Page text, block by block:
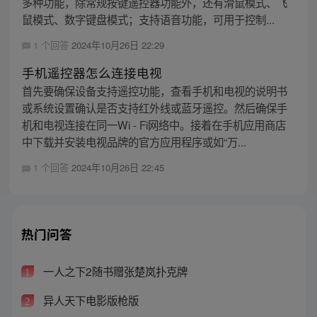
鼠模式、数字键盘模式；支持语音功能，可用于控制...
1 个回答 2024年10月26日 22:29
手机遥控器怎么连接电视
首先要确保设备支持遥控功能，查看手机和电视的说明书
或系统设置确认是否支持红外线或蓝牙遥控。然后确保手
机和电视连接在同一Wi - Fi网络中。接着在手机应用商店
中下载并安装电视品牌的官方应用程序或如“万...
1 个回答 2024年10月26日 22:45
热门问答
1 一人之下2随书赠张楚岚扑克牌
2 异人天下电影版枪版